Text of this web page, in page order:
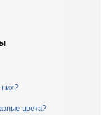
них?
цвета?